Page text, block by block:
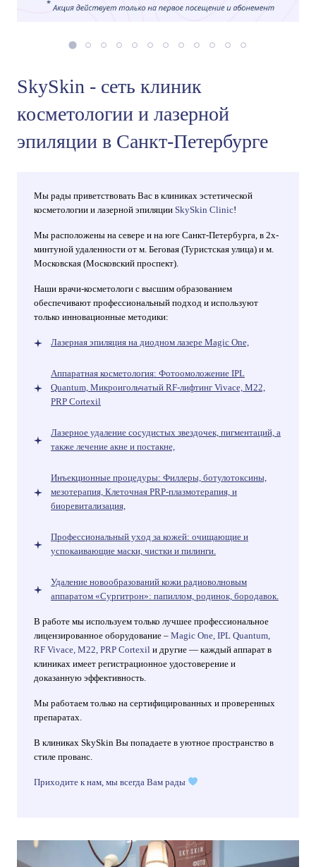
SkySkin - сеть клиник
косметологии и лазерной
эпиляции в Санкт-Петербурге
Мы рады приветствовать Вас в клиниках эстетической
косметологии и лазерной эпиляции SkySkin Clinic!
Мы расположены на севере и на юге Санкт-Петербурга, в 2х-
минтуной удаленности от м. Беговая (Туристская улица) и м.
Московская (Московский проспект).
Наши врачи-косметологи с высшим образованием
обеспечивают профессиональный подход и используют
только инновационные методики:
Лазерная эпиляция на диодном лазере Magic One,
Аппаратная косметология: Фотоомоложение IPL
Quantum, Микроигольчатый RF-лифтинг Vivace, М22,
PRP Cortexil
Лазерное удаление сосудистых звездочек, пигментаций, а
также лечение акне и постакне,
Инъекционные процедуры: Филлеры, ботулотоксины,
мезотерапия, Клеточная PRP-плазмотерапия, и
биоревитализация,
Профессиональный уход за кожей: очищающие и
успокаивающие маски, чистки и пилинги.
Удаление новообразований кожи радиоволновым
аппаратом «Сургитрон»: папиллом, родинок, бородавок.
В работе мы используем только лучшее профессиональное
лицензированное оборудование – Magic One, IPL Quantum,
RF Vivace, M22, PRP Cortexil и другие — каждый аппарат в
клиниках имеет регистрационное удостоверение и
доказанную эффективность.
Мы работаем только на сертифицированных и проверенных
препаратах.
В клиниках SkySkin Вы попадаете в уютное пространство в
стиле прованс.
Приходите к нам, мы всегда Вам рады